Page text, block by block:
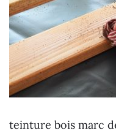
teinture bois marc